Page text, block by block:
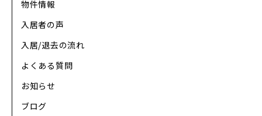
物件情報
入居者の声
入居/退去の流れ
よくある質問
お知らせ
ブログ